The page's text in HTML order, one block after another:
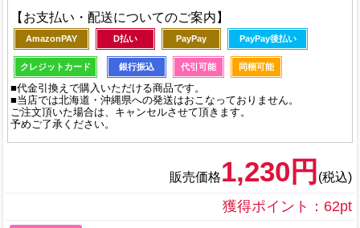
【お支払い・配送についてのご案内】
AmazonPAY D払い PayPay PayPay後払い
クレジットカード 銀行振込 代引可能 同梱可能
■代金引換えで購入いただける商品です。
■当店では北海道・沖縄県への発送はおこなっておりません。
ご注文頂いた場合は、キャンセルさせて頂きます。
予めご了承ください。
販売価格1,230円 (税込)
獲得ポイント：62pt